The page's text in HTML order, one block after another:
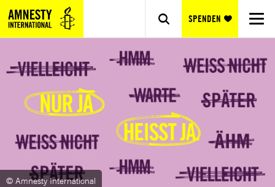
SPENDEN
© Amnesty International